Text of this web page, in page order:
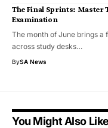
The Final Sprints: Master
Examination
​The month of June brings
across study desks…
BySA News
You Might Also Like